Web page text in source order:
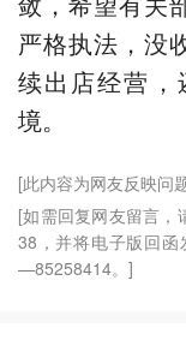
严格执法，没
续出店经营
境。
[此内容为网友反映问
[如需回复网友留言
38，并将电子版回函
—85258414。]